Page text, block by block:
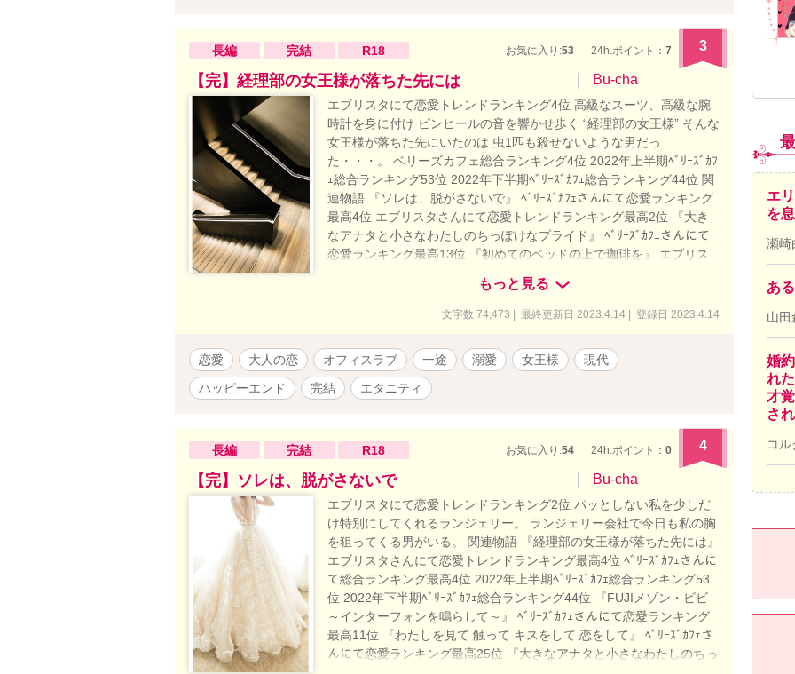
長編 完結 R18 お気に入り:53 24h.ポイント： 7 3
【完】経理部の女王様が落ちた先には Bu-cha
エブリスタにて恋愛トレンドランキング4位 高級なスーツ、高級な腕
時計を身に付け ピンヒールの音を響かせ歩く “経理部の女王様” そんな
女王様が落ちた先にいたのは 虫1匹も殺せないような男だっ
た・・・。 ベリーズカフェ総合ランキング4位 2022年上半期ﾍﾞﾘｰｽﾞｶﾌ
ｪ総合ランキング53位 2022年下半期ﾍﾞﾘｰｽﾞｶﾌｪ総合ランキング44位 関
連物語 『ソレは、脱がさないで』 ﾍﾞﾘｰｽﾞｶﾌｪさんにて恋愛ランキング
最高4位 エブリスタさんにて恋愛トレンドランキング最高2位 『大き
なアナタと小さなわたしのちっぽけなプライド』 ﾍﾞﾘｰｽﾞｶﾌｪさんにて
恋愛ランキング最高13位 『初めてのベッドの上で珈琲を』 エブリス
ゾン・ビビ』 ﾍﾞﾘｰｽﾞｶﾌｪさんにて恋愛ランキング最高 17位 私の物語は
全てがシリーズになっておりますが、どれを先に読んでも楽しめるか
中まではよく分からない内容となっております。 物語が進むにつれて
その意味が分かっていくかと思います。
もっと見る
文字数 74,473 | 最終更新日 2023.4.14 | 登録日 2023.4.14
恋愛 大人の恋 オフィスラブ 一途 溺愛 女王様
現代
ハッピーエンド
完結 エタニティ
長編 完結 R18 お気に入り:54 24h.ポイント： 0 4
【完】ソレは、脱がさないで Bu-cha
エブリスタにて恋愛トレンドランキング2位 パッとしない私を少しだ
け特別にしてくれるランジェリー。 ランジェリー会社で今日も私の胸
を狙ってくる男がいる。 関連物語 『経理部の女王様が落ちた先には』
エブリスタさんにて恋愛トレンドランキング最高4位 ﾍﾞﾘｰｽﾞｶﾌｪさんに
て総合ランキング最高4位 2022年上半期ﾍﾞﾘｰｽﾞｶﾌｪ総合ランキング53
位 2022年下半期ﾍﾞﾘｰｽﾞｶﾌｪ総合ランキング44位 『FUJIメゾン・ビビ
～インターフォンを鳴らして～』 ﾍﾞﾘｰｽﾞｶﾌｪさんにて恋愛ランキング
最高11位 『わたしを見て 触って キスをして 恋をして』 ﾍﾞﾘｰｽﾞｶﾌｪさ
んにて恋愛ランキング最高25位 『大きなアナタと小さなわたしのちっ
エ
を
瀬崎
あ
山田
婚
れ
才
さ
コル